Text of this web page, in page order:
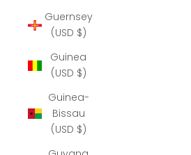
Guernsey
(USD $)
Guinea
(USD $)
Guinea-
Bissau
(USD $)